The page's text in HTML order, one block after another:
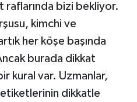
raflarında bizi bekliyor.
kimchi ve
her köşe başında
burada dikkat
kural var. Uzmanlar,
etiketlerinin dikkatle